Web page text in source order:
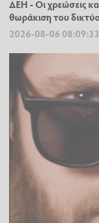
ΔΕΗ - Οι χρεώσεις
θωράκιση του
2026-08-06 08:09:33